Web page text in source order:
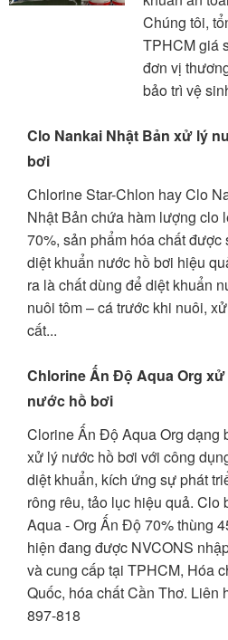
Chúng tôi,
TPHCM giá
đơn vị
bảo trì vệ
Clo Nankai Nhật Bản xử lý
bơi
Chlorine Star-Chlon hay Clo
Nhật Bản chứa hàm lượng clo
70%, sản phẩm hóa chất được
diệt khuẩn nước hồ bơi hiệu
ra là chất dùng để diệt khuẩn
nuôi tôm – cá trước khi nuôi,
cất...
Chlorine Ấn Độ Aqua Org
nước hồ bơi
Clorine Ấn Độ Aqua Org dạng
xử lý nước hồ bơi với công
diệt khuẩn, kích ứng sự phát
rông rêu, tảo lục hiệu quả. Clo
Aqua - Org Ấn Độ 70% thùng
hiện đang được NVCONS
và cung cấp tại TPHCM, Hóa
Quốc, hóa chất Cần Thơ. Liên
897-818